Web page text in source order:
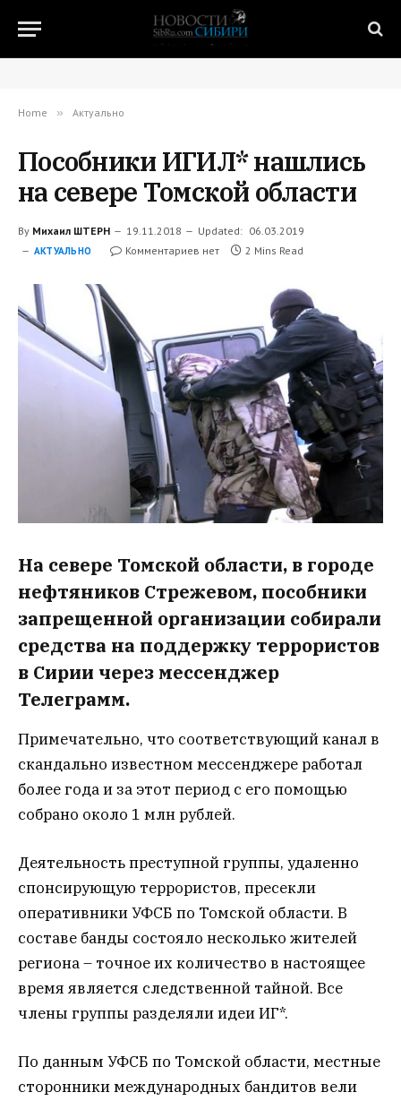
Home » Актуально
Пособники ИГИЛ* нашлись
на севере Томской области
By Михаил ШТЕРН 19.11.2018 Updated: 06.03.2019
АКТУАЛЬНО Комментариев нет 2 Mins Read
На севере Томской области, в городе
нефтяников Стрежевом, пособники
запрещенной организации собирали
средства на поддержку террористов
в Сирии через мессенджер
Телеграмм.
Примечательно, что соответствующий канал в
скандально известном мессенджере работал
более года и за этот период с его помощью
собрано около 1 млн рублей.
Деятельность преступной группы, удаленно
спонсирующую террористов, пресекли
оперативники УФСБ по Томской области. В
составе банды состояло несколько жителей
региона – точное их количество в настоящее
время является следственной тайной. Все
члены группы разделяли идеи ИГ*.
По данным УФСБ по Томской области, местные
сторонники международных бандитов вели